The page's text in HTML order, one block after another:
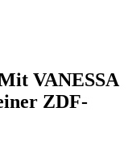
VANESSA
ZDF-